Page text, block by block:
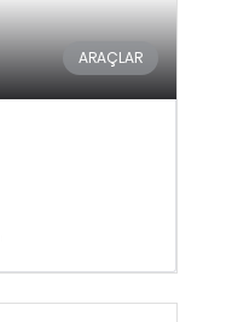
ARAÇLAR